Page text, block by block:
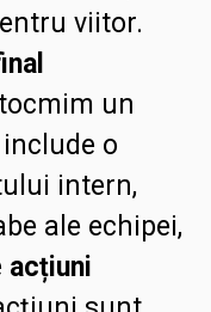
viitor.
un
o
intern,
ale echipei,
acțiuni